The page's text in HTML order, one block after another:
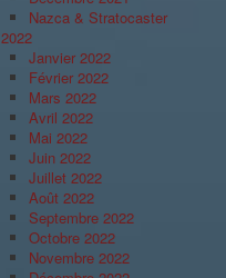
Nazca & Stratocaster
2022
Janvier 2022
Février 2022
Mars 2022
Avril 2022
Mai 2022
Juin 2022
Juillet 2022
Août 2022
Septembre 2022
Octobre 2022
Novembre 2022